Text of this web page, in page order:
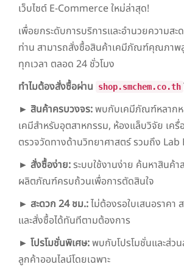
เว็บไซต์ E-Commerce ใหม่ล่าสุด!
เพื่อยกระดับการบริการและอำนวยความส
ท่าน สามารถสั่งซื้อสินค้าเคมีภัณฑ์คุณภาพ
ทุกเวลา ตลอด 24 ชั่วโมง
ทำไมต้องสั่งซื้อผ่าน
shop.smchem.co.th
► สินค้าครบวงจร:พบกับเคมีภัณฑ์หลากห
เคมีสำหรับอุตสาหกรรม, ห้องแล็บวิจัย เครื่
ตรวจวัดทางด้านวิทยาศาสตร์ รวมถึง Lab
► สั่งซื้อง่าย:ระบบใช้งานง่าย ค้นหาสินค้
ผลิตภัณฑ์ครบถ้วนเพื่อการตัดสินใจ
► สะดวก 24 ชม.:ไม่ต้องรอใบเสนอราคา
และสั่งซื้อได้ทันทีตามต้องการ
► โปรโมชั่นพิเศษ:พบกับโปรโมชั่นและส่ว
ลูกค้าออนไลน์โดยเฉพาะ